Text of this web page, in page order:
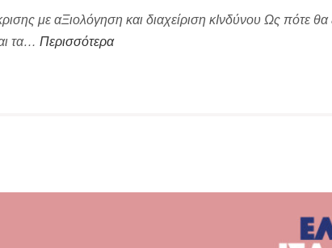
με αΞιολόγηση και διαχείριση κΙνδύνου Ως πότε θα
τα… Περισσότερα